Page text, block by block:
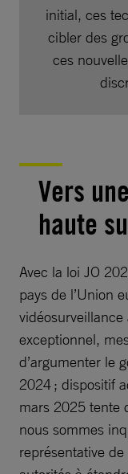
initial, ces
cibler des
ces
Vers
haute
Avec la loi JO
pays de l’Union
exceptionnel,
d’argumenter le
2024 ; dispositif
mars 2025 tente
nous sommes
représentative